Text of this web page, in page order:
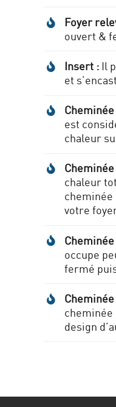
Foyer
ouvert &
Insert :Il
et
est
chaleur
chaleur
cheminée
votre
occupe
fermé
cheminée
design